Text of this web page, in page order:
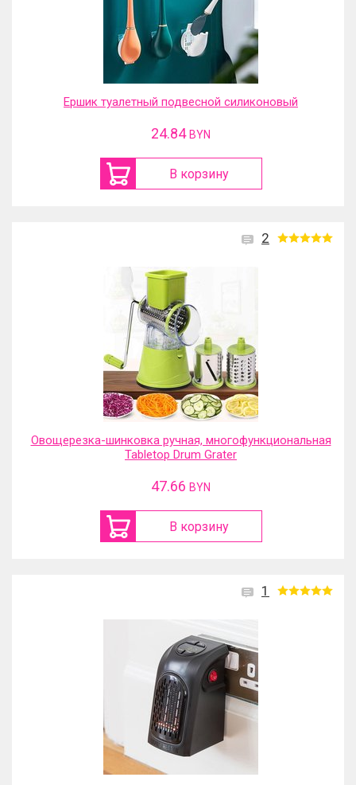
Ершик туалетный подвесной силиконовый
24.84 BYN
В корзину
2
Овощерезка-шинковка ручная, многофункциональная
Tabletop Drum Grater
47.66 BYN
В корзину
1